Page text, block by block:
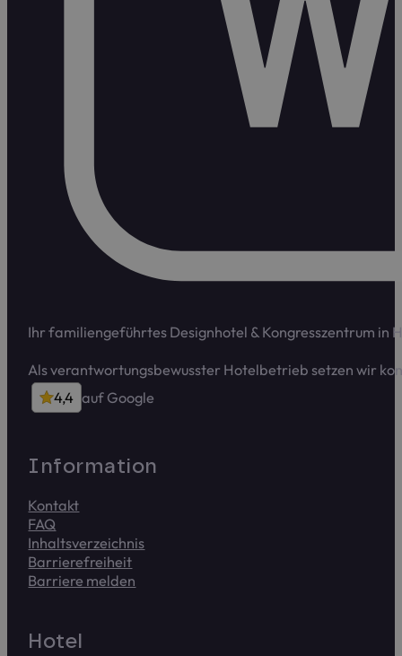
Ihr familiengeführtes Designhotel & Kongress­zentrum in
Als verant­wortungs­bewusster Hotelbetrieb setzen wir
4,44,4 von 5 Sternen auf Google
auf Google
Infor­ma­tion
Kontakt
FAQ
Inhalts­verzeichnis
Barriere­frei­heit
Barriere melden
Hotel